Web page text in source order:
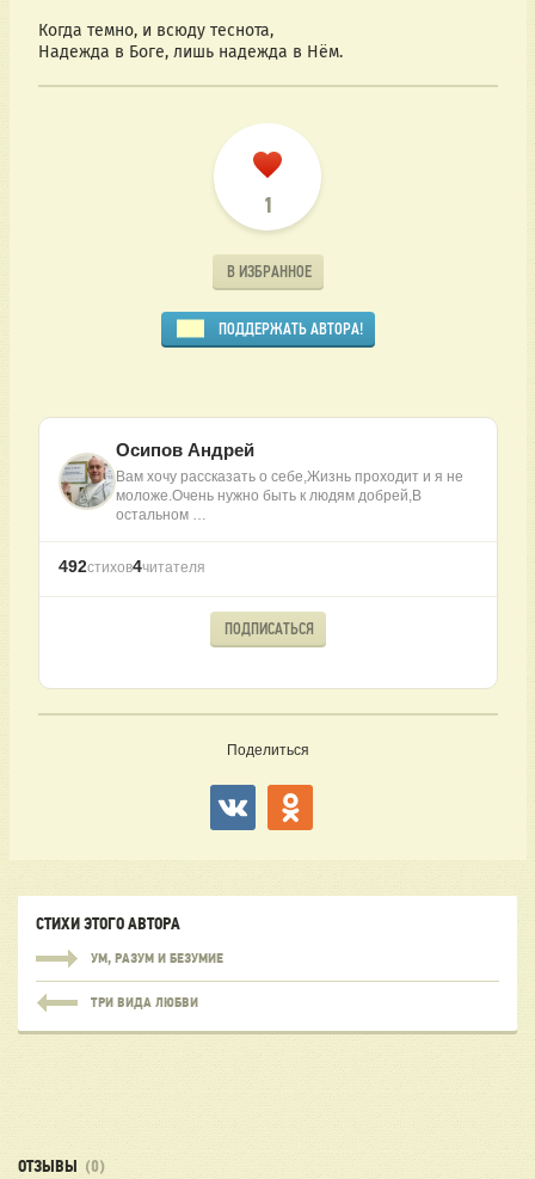
Когда темно, и всюду теснота,
Надежда в Боге, лишь надежда в Нём.
1
В ИЗБРАННОЕ
ПОДДЕРЖАТЬ АВТОРА!
Осипов Андрей
Вам хочу рассказать о себе,Жизнь проходит и я не
моложе.Очень нужно быть к людям добрей,В
остальном …
492стихов4читателя
ПОДПИСАТЬСЯ
Поделиться
СТИХИ ЭТОГО АВТОРА
УМ, РАЗУМ И БЕЗУМИЕ
ТРИ ВИДА ЛЮБВИ
ОТЗЫВЫ (0)